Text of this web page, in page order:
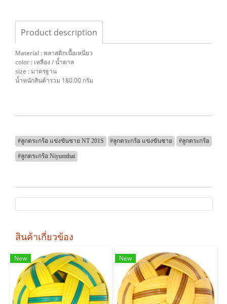
Product description
Material : พลาสติกเนื้อเหนียว
color : เหลือง / น้ำตาล
size : มาตรฐาน
น้ำหนักสินค้ารวม 180.00 กรัม
#ลูกตระกร้อ แข่งขันชาย NT 201S #ลูกตระกร้อ แข่งขันชาย #ลูกตระกร้อ
#ลูกตระกร้อ Niyumthai
สินค้าเกี่ยวข้อง
New New